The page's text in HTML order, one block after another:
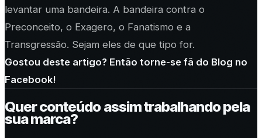
levantar uma bandeira. A bandeira contra o
Preconceito, o Exagero, o Fanatismo e a
Transgressão. Sejam eles de que tipo for.
Gostou deste artigo? Então torne-se fã do Blog no
Facebook!
Quer conteúdo assim trabalhando pela
sua marca?